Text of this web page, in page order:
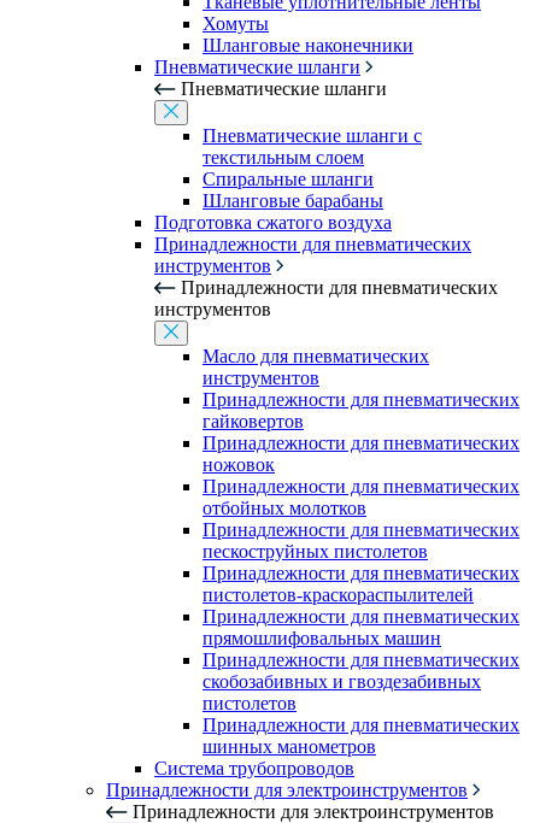
Хомуты
Шланговые наконечники
Пневматические шланги
Пневматические шланги
Пневматические шланги с
текстильным слоем
Спиральные шланги
Шланговые барабаны
Подготовка сжатого воздуха
Принадлежности для пневматических
инструментов
Принадлежности для пневматических
инструментов
Масло для пневматических
инструментов
Принадлежности для пневматических
гайковертов
Принадлежности для пневматических
ножовок
Принадлежности для пневматических
отбойных молотков
Принадлежности для пневматических
пескоструйных пистолетов
Принадлежности для пневматических
пистолетов-краскораспылителей
Принадлежности для пневматических
прямошлифовальных машин
Принадлежности для пневматических
скобозабивных и гвоздезабивных
пистолетов
Принадлежности для пневматических
шинных манометров
Система трубопроводов
Принадлежности для электроинструментов
Принадлежности для электроинструментов